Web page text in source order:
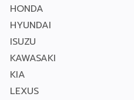
HONDA
HYUNDAI
ISUZU
KAWASAKI
KIA
LEXUS